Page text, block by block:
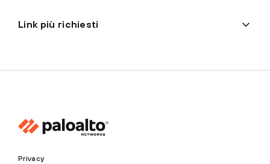
Link più richiesti
Privacy